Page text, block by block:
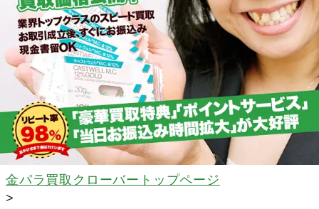
金パラ買取クローバートップページ
>